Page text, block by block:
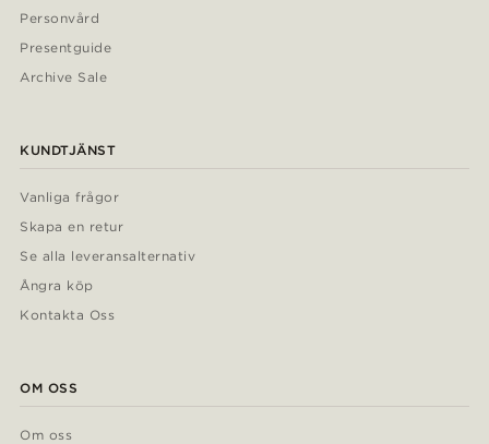
Personvård
Presentguide
Archive Sale
KUNDTJÄNST
Vanliga frågor
Skapa en retur
Se alla leveransalternativ
Ångra köp
Kontakta Oss
OM OSS
Om oss